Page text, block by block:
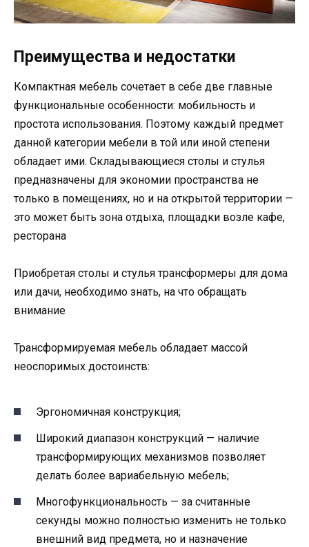
Преимущества и недостатки
Компактная мебель сочетает в себе две главные
функциональные особенности: мобильность и
простота использования. Поэтому каждый предмет
данной категории мебели в той или иной степени
обладает ими. Складывающиеся столы и стулья
предназначены для экономии пространства не
только в помещениях, но и на открытой территории —
это может быть зона отдыха, площадки возле кафе,
ресторана
Приобретая столы и стулья трансформеры для дома
или дачи, необходимо знать, на что обращать
внимание
Трансформируемая мебель обладает массой
неоспоримых достоинств:
Эргономичная конструкция;
Широкий диапазон конструкций — наличие
трансформирующих механизмов позволяет
делать более вариабельную мебель;
Многофункциональность — за считанные
секунды можно полностью изменить не только
внешний вид предмета, но и назначение